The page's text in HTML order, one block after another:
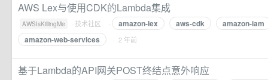
AWS Lex与使用CDK的Lambda集成
AWSIsKillingMe · 技术社区 · amazon-lex aws-cdk
amazon-iam
amazon-web-services
· 2 年前
基于Lambda的API网关POST终结点意外响应